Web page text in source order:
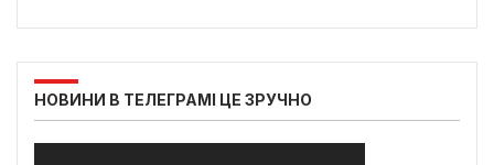
НОВИНИ В ТЕЛЕГРАМІ ЦЕ ЗРУЧНО